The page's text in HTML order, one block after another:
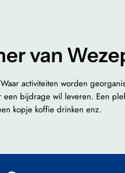
van
activiteiten worden
bijdrage wil leveren. Een
kopje koffie drinken enz.